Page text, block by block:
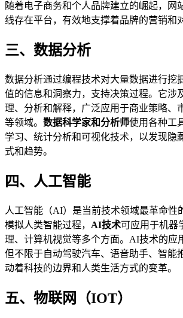
随着电子商务和个人品牌建立的崛起，网
线存在平台，有效地支撑着品牌的营销和
三、数据分析
数据分析通过编程技术对大量数据进行挖
值的信息和洞察力，支持决策过程。它涉
理、分析和解释，广泛应用于商业策略、
等领域。 数据科学家和分析师使用各种工
学习、统计分析和可视化技术，以发现隐
式和趋势。
四、人工智能
人工智能（AI）是当前技术领域最革命性
模拟人类智能过程， AI技术可应用于机器
理、计算机视觉等多个方面。AI技术的应
但不限于自动驾驶汽车、语音助手、智能
动着科技的边界和人类生活方式的变革。
五、物联网（IOT）